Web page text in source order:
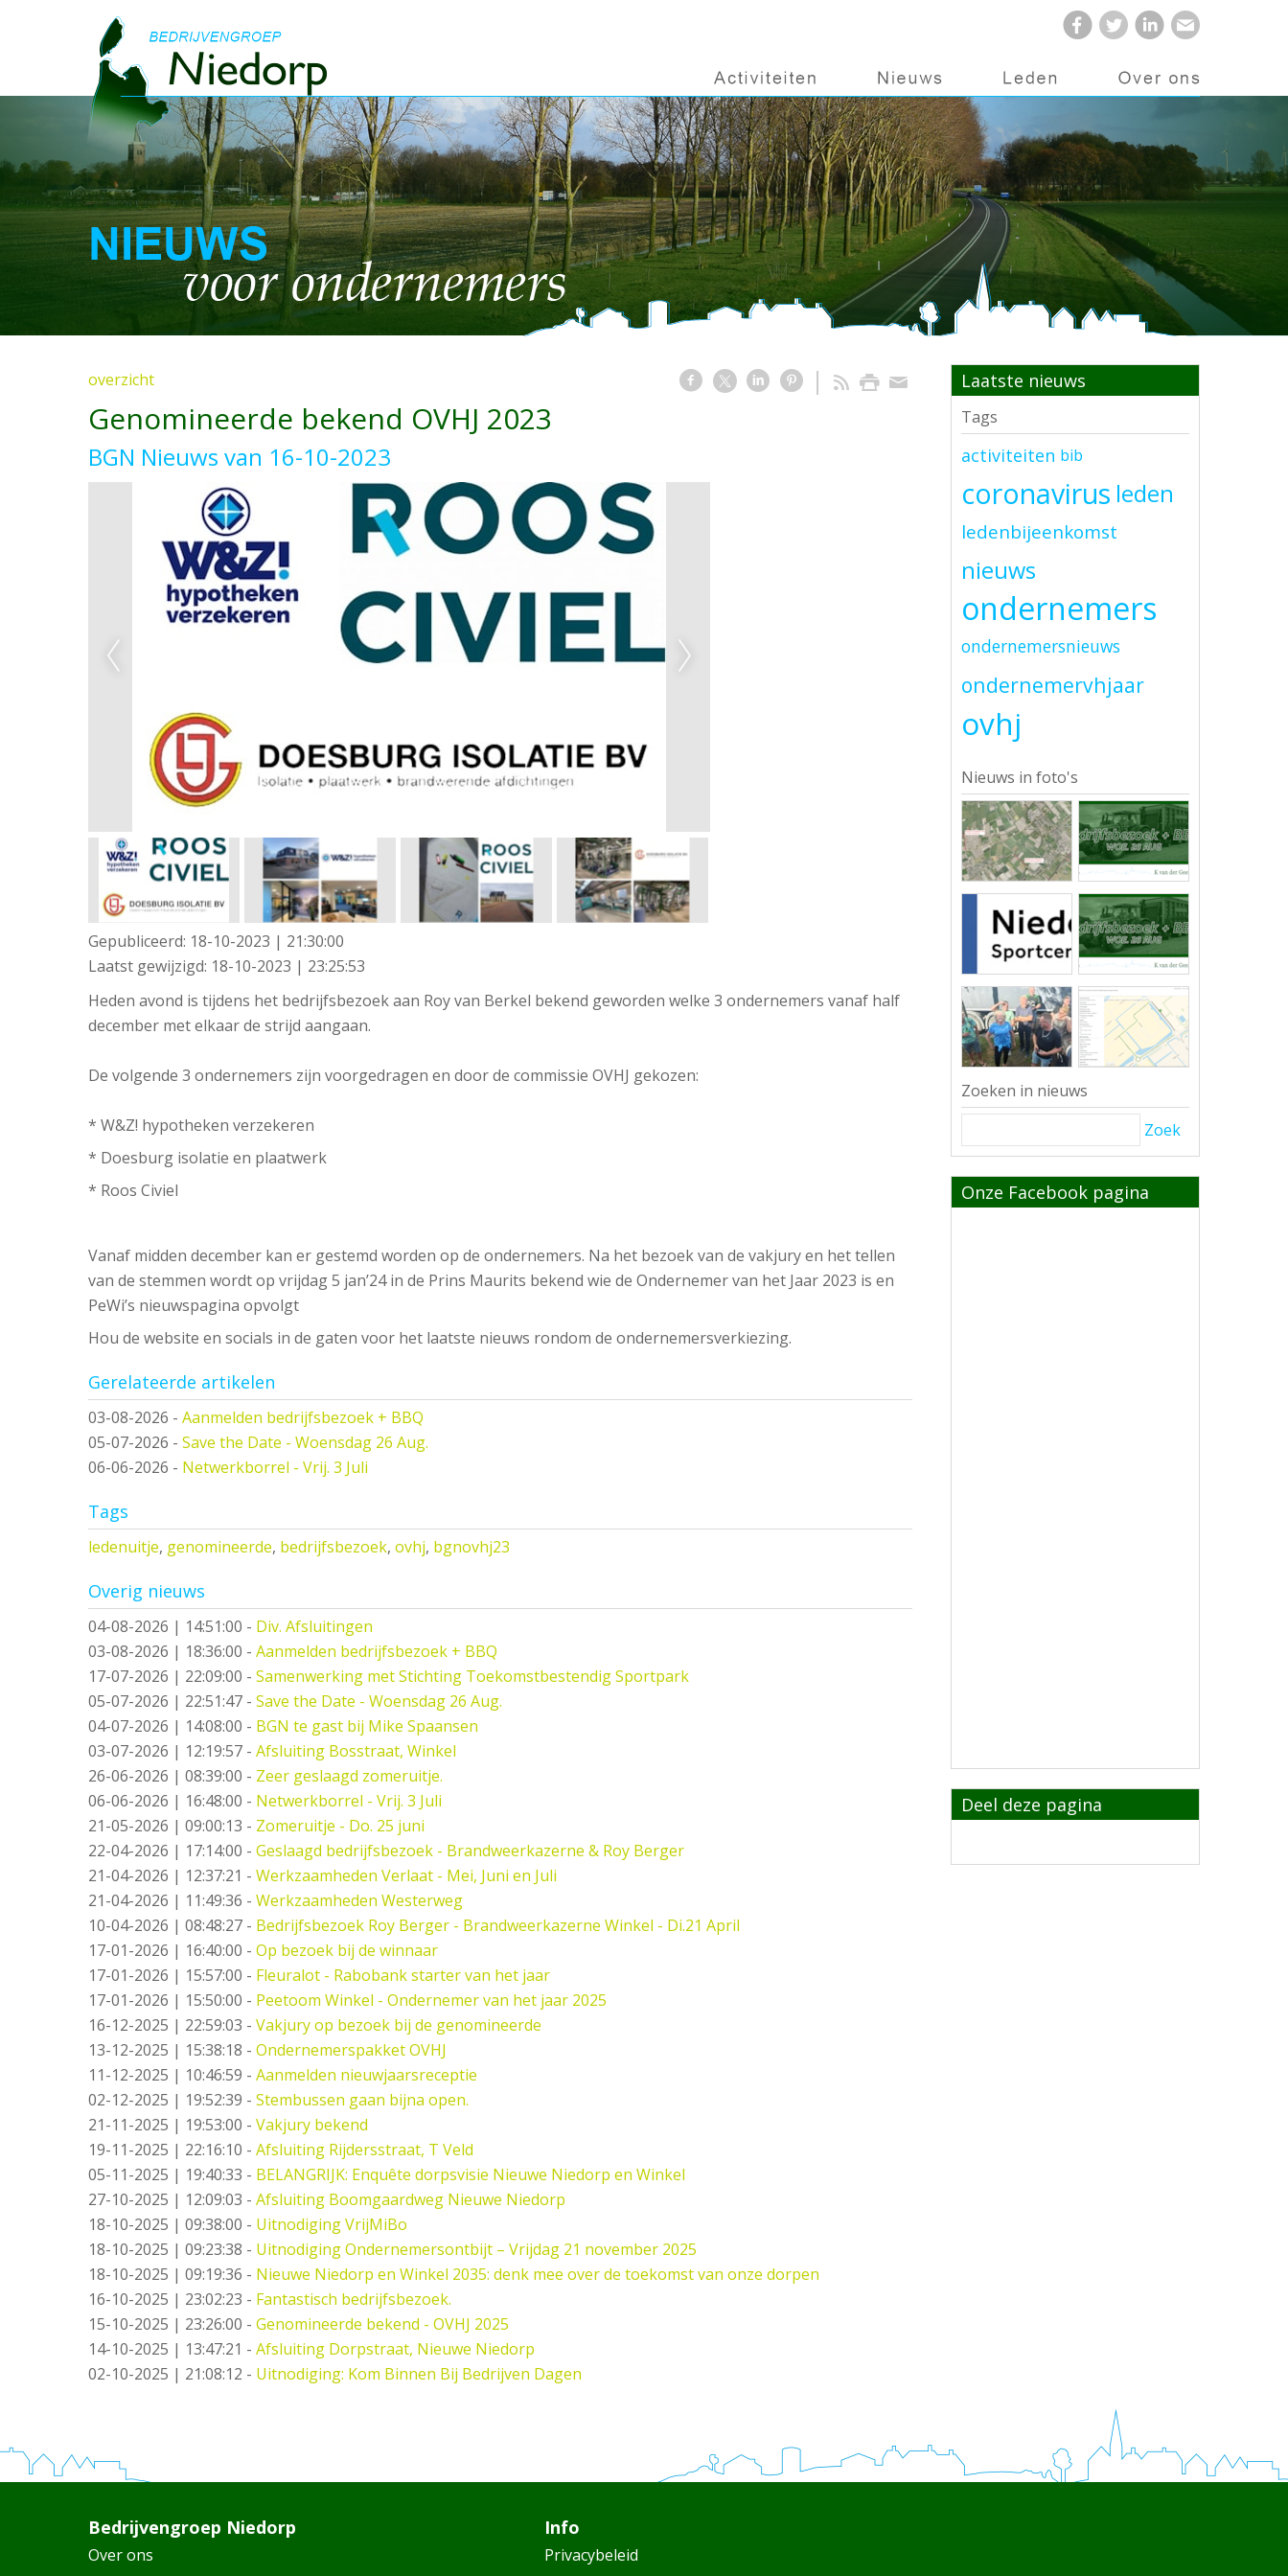
overzicht
Genomineerde bekend OVHJ 2023
BGN Nieuws van 16-10-2023
Gepubliceerd: 18-10-2023 | 21:30:00
Laatst gewijzigd: 18-10-2023 | 23:25:53
Heden avond is tijdens het bedrijfsbezoek aan Roy van Berkel bekend geworden welke 3 ondernemers vanaf half
december met elkaar de strijd aangaan.
De volgende 3 ondernemers zijn voorgedragen en door de commissie OVHJ gekozen:
* W&Z! hypotheken verzekeren
* Doesburg isolatie en plaatwerk
* Roos Civiel
Vanaf midden december kan er gestemd worden op de ondernemers. Na het bezoek van de vakjury en het tellen
van de stemmen wordt op vrijdag 5 jan’24 in de Prins Maurits bekend wie de Ondernemer van het Jaar 2023 is en
PeWi’s nieuwspagina opvolgt
Hou de website en socials in de gaten voor het laatste nieuws rondom de ondernemersverkiezing.
Gerelateerde artikelen
03-08-2026 - Aanmelden bedrijfsbezoek + BBQ
05-07-2026 - Save the Date - Woensdag 26 Aug.
06-06-2026 - Netwerkborrel - Vrij. 3 Juli
Tags
ledenuitje, genomineerde, bedrijfsbezoek, ovhj, bgnovhj23
Overig nieuws
04-08-2026 | 14:51:00 - Div. Afsluitingen
03-08-2026 | 18:36:00 - Aanmelden bedrijfsbezoek + BBQ
17-07-2026 | 22:09:00 - Samenwerking met Stichting Toekomstbestendig Sportpark
05-07-2026 | 22:51:47 - Save the Date - Woensdag 26 Aug.
04-07-2026 | 14:08:00 - BGN te gast bij Mike Spaansen
03-07-2026 | 12:19:57 - Afsluiting Bosstraat, Winkel
26-06-2026 | 08:39:00 - Zeer geslaagd zomeruitje.
06-06-2026 | 16:48:00 - Netwerkborrel - Vrij. 3 Juli
21-05-2026 | 09:00:13 - Zomeruitje - Do. 25 juni
22-04-2026 | 17:14:00 - Geslaagd bedrijfsbezoek - Brandweerkazerne & Roy Berger
21-04-2026 | 12:37:21 - Werkzaamheden Verlaat - Mei, Juni en Juli
21-04-2026 | 11:49:36 - Werkzaamheden Westerweg
10-04-2026 | 08:48:27 - Bedrijfsbezoek Roy Berger - Brandweerkazerne Winkel - Di.21 April
17-01-2026 | 16:40:00 - Op bezoek bij de winnaar
17-01-2026 | 15:57:00 - Fleuralot - Rabobank starter van het jaar
17-01-2026 | 15:50:00 - Peetoom Winkel - Ondernemer van het jaar 2025
16-12-2025 | 22:59:03 - Vakjury op bezoek bij de genomineerde
13-12-2025 | 15:38:18 - Ondernemerspakket OVHJ
11-12-2025 | 10:46:59 - Aanmelden nieuwjaarsreceptie
02-12-2025 | 19:52:39 - Stembussen gaan bijna open.
21-11-2025 | 19:53:00 - Vakjury bekend
19-11-2025 | 22:16:10 - Afsluiting Rijdersstraat, T Veld
05-11-2025 | 19:40:33 - BELANGRIJK: Enquête dorpsvisie Nieuwe Niedorp en Winkel
27-10-2025 | 12:09:03 - Afsluiting Boomgaardweg Nieuwe Niedorp
18-10-2025 | 09:38:00 - Uitnodiging VrijMiBo
18-10-2025 | 09:23:38 - Uitnodiging Ondernemersontbijt – Vrijdag 21 november 2025
18-10-2025 | 09:19:36 - Nieuwe Niedorp en Winkel 2035: denk mee over de toekomst van onze dorpen
16-10-2025 | 23:02:23 - Fantastisch bedrijfsbezoek.
15-10-2025 | 23:26:00 - Genomineerde bekend - OVHJ 2025
14-10-2025 | 13:47:21 - Afsluiting Dorpstraat, Nieuwe Niedorp
02-10-2025 | 21:08:12 - Uitnodiging: Kom Binnen Bij Bedrijven Dagen
Laatste nieuws
Tags
activiteiten bib
coronavirus leden
ledenbijeenkomst
nieuws
ondernemers
ondernemersnieuws
ondernemervhjaar
ovhj
Nieuws in foto's
Zoeken in nieuws
Zoek
Onze Facebook pagina
Deel deze pagina
Bedrijvengroep Niedorp
Over ons
Info
Privacybeleid